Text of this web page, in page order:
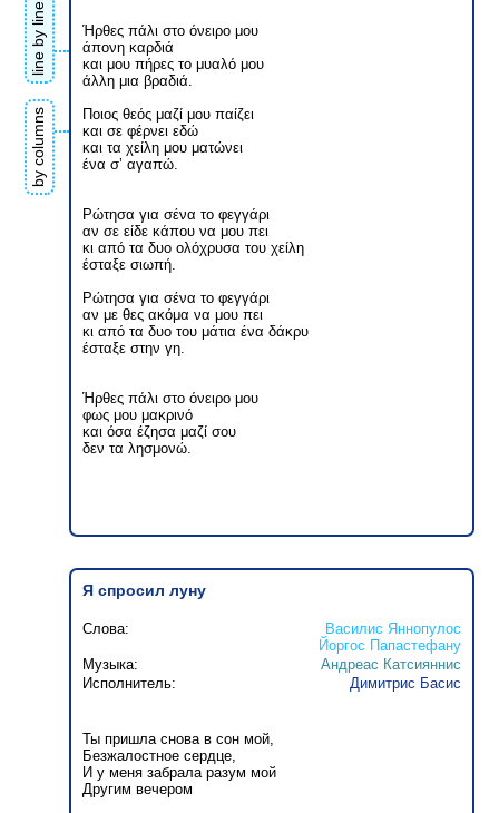
line by line
by columns
Ήρθες πάλι στο όνειρο μου
άπονη καρδιά
και μου πήρες το μυαλό μου
άλλη μια βραδιά.
Ποιος θεός μαζί μου παίζει
και σε φέρνει εδώ
και τα χείλη μου ματώνει
ένα σ’ αγαπώ.
Ρώτησα για σένα το φεγγάρι
αν σε είδε κάπου να μου πει
κι από τα δυο ολόχρυσα του χείλη
έσταξε σιωπή.
Ρώτησα για σένα το φεγγάρι
αν με θες ακόμα να μου πει
κι από τα δυο του μάτια ένα δάκρυ
έσταξε στην γη.
Ήρθες πάλι στο όνειρο μου
φως μου μακρινό
και όσα έζησα μαζί σου
δεν τα λησμονώ.
Я спросил луну
Слова:
Василис Яннопулос
Йоргос Папастефану
Музыка:
Андреас Катсияннис
Исполнитель:
Димитрис Басис
Ты пришла снова в сон мой,
Безжалостное сердце,
И у меня забрала разум мой
Другим вечером